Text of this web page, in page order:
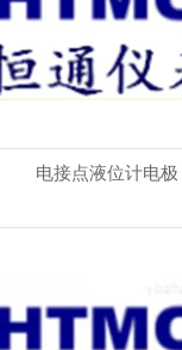
电接点液位计电极